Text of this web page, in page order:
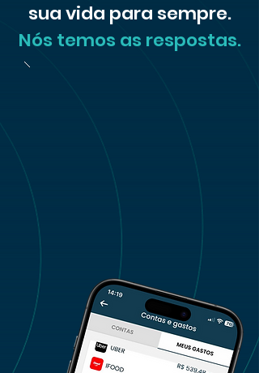
transformar um projeto
financeiro de vida em realidade
Você vai parar de tomar decisões
financeiras aleatórias e terá um plano
de ação para atingir seus reais
objetivos.
sua vida para sempre.
Nós temos as respostas.